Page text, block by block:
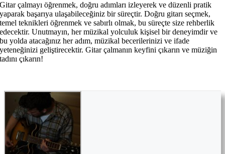
Gitar çalmayı öğrenmek, doğru adımları izleyerek ve düzenli pratik
yaparak başarıya ulaşabileceğiniz bir süreçtir. Doğru gitarı seçmek,
temel teknikleri öğrenmek ve sabırlı olmak, bu süreçte size rehberlik
edecektir. Unutmayın, her müzikal yolculuk kişisel bir deneyimdir ve
bu yolda atacağınız her adım, müzikal becerilerinizi ve ifade
yeteneğinizi geliştirecektir. Gitar çalmanın keyfini çıkarın ve müziğin
tadını çıkarın!